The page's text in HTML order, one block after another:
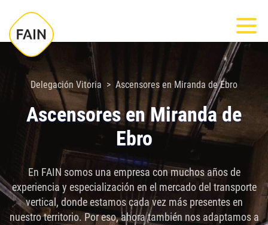
este
sitio
incluye
sistema
accesibilidad.
Delegación Vitoria Ascensores en Miranda de Ebro
Ascensores en Miranda de
Ebro
En FAIN somos una empresa con muchos años de
experiencia y especialización en el mercado del transporte
vertical, donde estamos cada vez más presentes en
nuestro territorio. Por eso, ahora también nos adaptamos a